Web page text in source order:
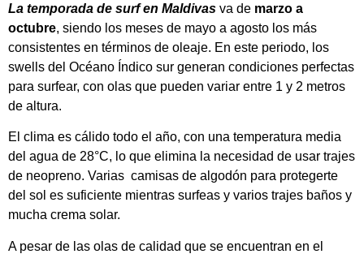
La temporada de surf en Maldivas va de marzo a
octubre, siendo los meses de mayo a agosto los más
consistentes en términos de oleaje. En este periodo, los
swells del Océano Índico sur generan condiciones perfectas
para surfear, con olas que pueden variar entre 1 y 2 metros
de altura.
El clima es cálido todo el año, con una temperatura media
del agua de 28°C, lo que elimina la necesidad de usar trajes
de neopreno. Varias camisas de algodón para protegerte
del sol es suficiente mientras surfeas y varios trajes baños y
mucha crema solar.
A pesar de las olas de calidad que se encuentran en el